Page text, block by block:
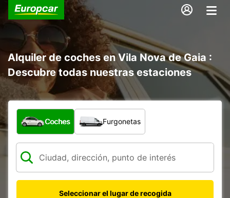
Alquiler de coches en Vila Nova de Gaia :
Descubre todas nuestras estaciones
¿Qué tipo de vehículo?
Coches Furgonetas
Seleccionar el lugar de recogida